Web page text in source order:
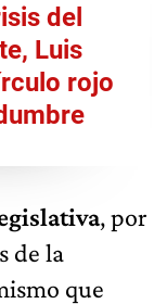
del
Luis
rojo
, por
de la
que